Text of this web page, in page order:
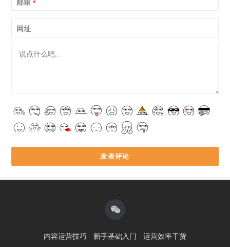
*
网址
内容运营技巧 新手基础入门 运营效率干货